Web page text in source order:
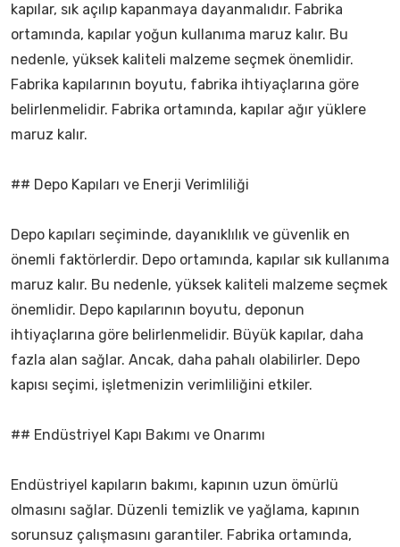
kapılar, sık açılıp kapanmaya dayanmalıdır. Fabrika
ortamında, kapılar yoğun kullanıma maruz kalır. Bu
nedenle, yüksek kaliteli malzeme seçmek önemlidir.
Fabrika kapılarının boyutu, fabrika ihtiyaçlarına göre
belirlenmelidir. Fabrika ortamında, kapılar ağır yüklere
maruz kalır.
## Depo Kapıları ve Enerji Verimliliği
Depo kapıları seçiminde, dayanıklılık ve güvenlik en
önemli faktörlerdir. Depo ortamında, kapılar sık kullanıma
maruz kalır. Bu nedenle, yüksek kaliteli malzeme seçmek
önemlidir. Depo kapılarının boyutu, deponun
ihtiyaçlarına göre belirlenmelidir. Büyük kapılar, daha
fazla alan sağlar. Ancak, daha pahalı olabilirler. Depo
kapısı seçimi, işletmenizin verimliliğini etkiler.
## Endüstriyel Kapı Bakımı ve Onarımı
Endüstriyel kapıların bakımı, kapının uzun ömürlü
olmasını sağlar. Düzenli temizlik ve yağlama, kapının
sorunsuz çalışmasını garantiler. Fabrika ortamında,